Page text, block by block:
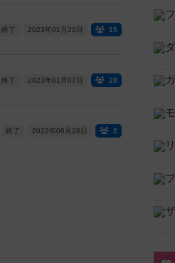
終了 2023年01月20日 15
終了 2023年01月07日 28
終了 2022年08月28日 2